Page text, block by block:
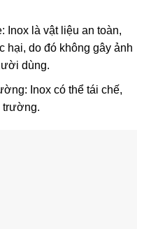
Inox là vật liệu an toàn,
hại, do đó không gây ảnh
dùng.
Inox có thể tái chế,
trường.